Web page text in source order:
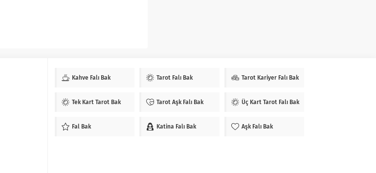
Kahve Falı Bak Tarot Falı Bak Tarot Kariyer Falı Bak
Tek Kart Tarot Bak Tarot Aşk Falı Bak Üç Kart Tarot Falı Bak
Fal Bak Katina Falı Bak Aşk Falı Bak